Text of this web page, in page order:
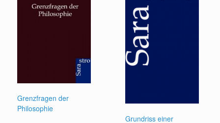
Grenzfragen der
Philosophie
Grundriss einer